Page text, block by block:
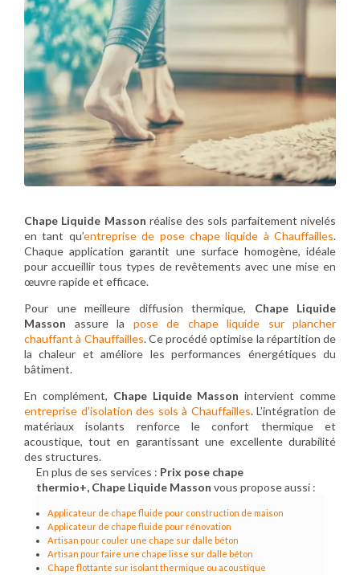
Chape Liquide Masson réalise des sols parfaitement nivelés
en tant qu’entreprise de pose chape liquide à Chauffailles.
Chaque application garantit une surface homogène, idéale
pour accueillir tous types de revêtements avec une mise en
œuvre rapide et efficace.
Pour une meilleure diffusion thermique, Chape Liquide
Masson assure la pose de chape liquide sur plancher
chauffant à Chauffailles. Ce procédé optimise la répartition de
la chaleur et améliore les performances énergétiques du
bâtiment.
En complément, Chape Liquide Masson intervient comme
entreprise d’isolation des sols à Chauffailles. L’intégration de
matériaux isolants renforce le confort thermique et
acoustique, tout en garantissant une excellente durabilité
des structures.
En plus de ses services : Prix pose chape
thermio+, Chape Liquide Masson vous propose aussi :
Applicateur de chape fluide pour construction de maison
Applicateur de chape fluide pour rénovation
Artisan pour couler une chape sur dalle béton
Artisan pour faire une chape lisse sur dalle béton
Chape flottante sur isolant thermique ou acoustique